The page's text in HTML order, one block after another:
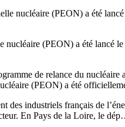
nucléaire (PEON) a été
de relance du
(PEON) a été
des industriels français de
En Pays de la Loire, le